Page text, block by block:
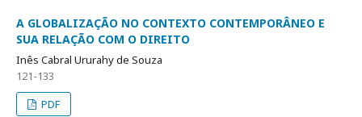
A GLOBALIZAÇÃO NO CONTEXTO CONTEMPORÂNEO E
SUA RELAÇÃO COM O DIREITO
Inês Cabral Ururahy de Souza
121-133
PDF